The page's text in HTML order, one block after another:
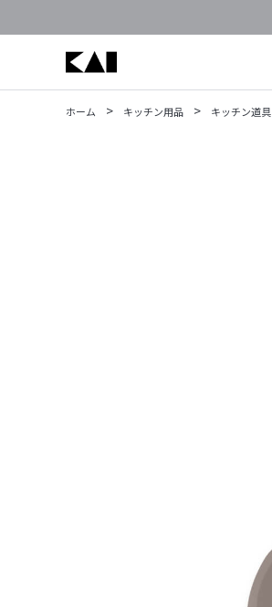
ホーム > キッチン用品 > キッチン道具